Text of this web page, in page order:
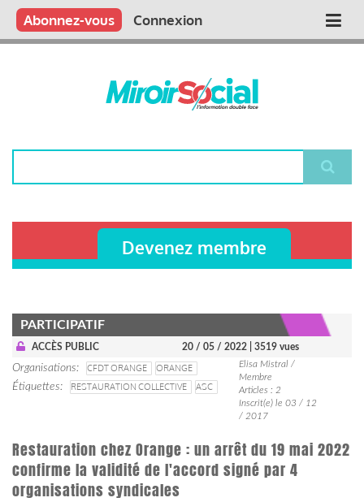
Aller
contenu
Main
Qui sommes nous ?
Vous publiez
Nous publions
Contactez-nous
Abonnez-vous Connexion
Devenez membre
PARTICIPATIF
ACCÈS PUBLIC 20 / 05 / 2022 | 3519 vues
Organisations CFDT ORANGE
ORANGE
Étiquettes
RESTAURATION COLLECTIVE ASC
Elisa Mistral /
Membre
Articles : 2
Inscrit(e) le 03 / 12
/ 2017
Restauration chez Orange : un arrêt du 19 mai 2022
confirme la validité de l'accord signé par 4
organisations syndicales